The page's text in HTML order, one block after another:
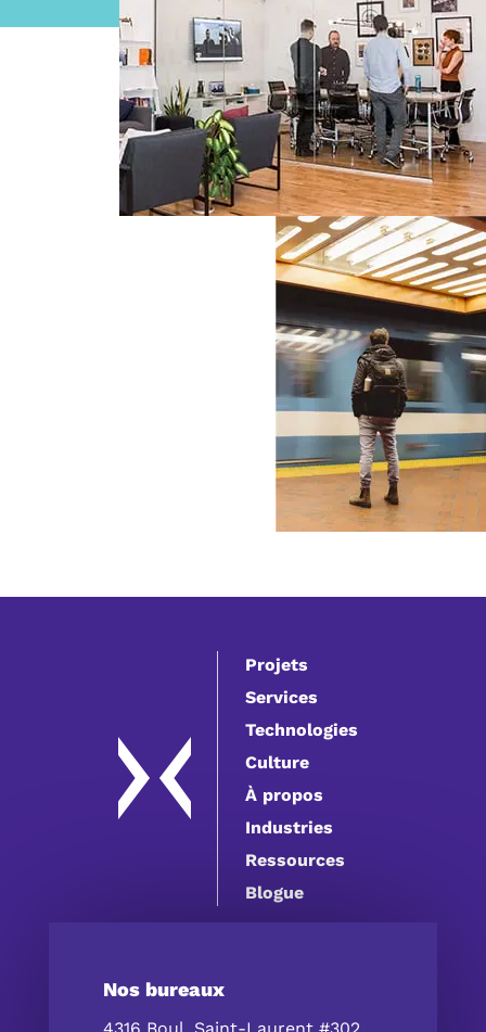
Projets
Services
Technologies
Culture
À propos
Industries
Ressources
Blogue
Nos bureaux